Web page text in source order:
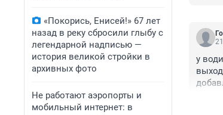
«Покорись, Енисей!» 67 лет
назад в реку сбросили глыбу с
легендарной надписью —
история великой стройки в
архивных фото
Не работают аэропорты и
мобильный интернет: в
у